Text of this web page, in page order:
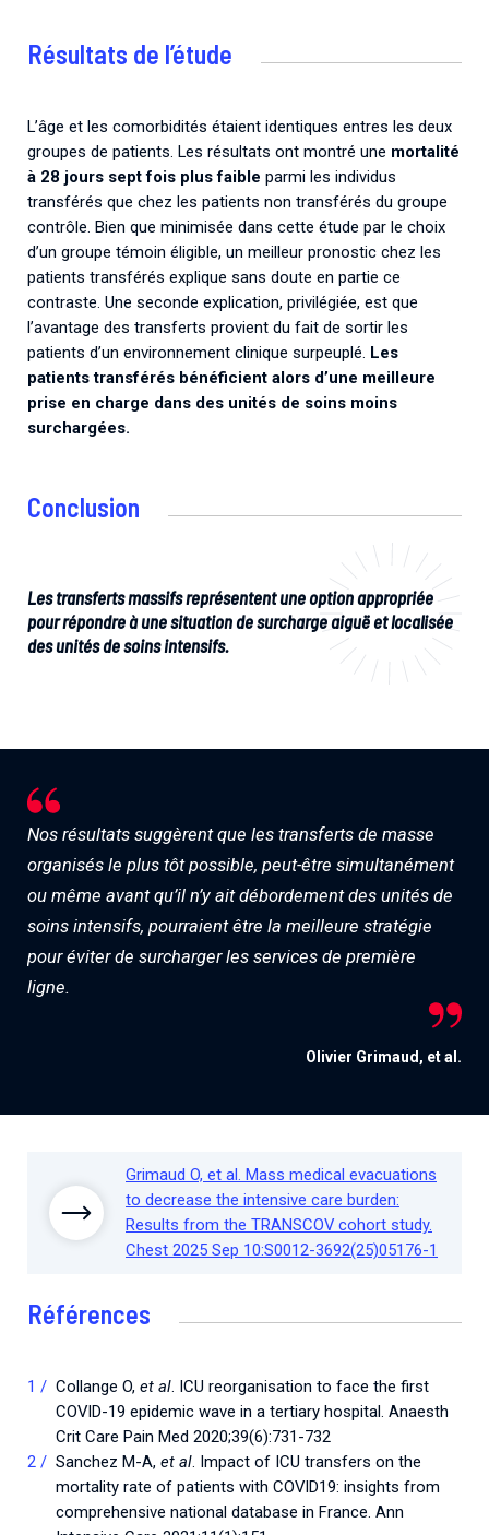
Résultats de l’étude
L’âge et les comorbidités étaient identiques entres les deux
groupes de patients. Les résultats ont montré une mortalité
à 28 jours sept fois plus faible parmi les individus
transférés que chez les patients non transférés du groupe
contrôle. Bien que minimisée dans cette étude par le choix
d’un groupe témoin éligible, un meilleur pronostic chez les
patients transférés explique sans doute en partie ce
contraste. Une seconde explication, privilégiée, est que
l’avantage des transferts provient du fait de sortir les
patients d’un environnement clinique surpeuplé. Les
patients transférés bénéficient alors d’une meilleure
prise en charge dans des unités de soins moins
surchargées.
Conclusion
Les transferts massifs représentent une option appropriée
pour répondre à une situation de surcharge aiguë et localisée
des unités de soins intensifs.
Nos résultats suggèrent que les transferts de masse
organisés le plus tôt possible, peut-être simultanément
ou même avant qu’il n’y ait débordement des unités de
soins intensifs, pourraient être la meilleure stratégie
pour éviter de surcharger les services de première
ligne.
Olivier Grimaud, et al.
Grimaud O, et al. Mass medical evacuations
to decrease the intensive care burden:
Results from the TRANSCOV cohort study.
Chest 2025 Sep 10:S0012-3692(25)05176-1
Références
Collange O,et al. ICU reorganisation to face the first
COVID-19 epidemic wave in a tertiary hospital. Anaesth
Crit Care Pain Med 2020;39(6):731-732
Sanchez M-A,et al. Impact of ICU transfers on the
mortality rate of patients with COVID19: insights from
comprehensive national database in France. Ann